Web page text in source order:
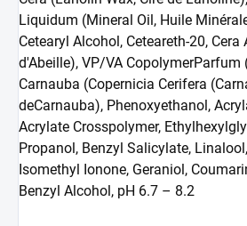
Liquidum (Mineral Oil, Huile
Cetearyl Alcohol, Ceteareth-20, Cera
d'Abeille), VP/VA CopolymerParfum
Carnauba (Copernicia Cerifera
deCarnauba), Phenoxyethanol,
Acrylate Crosspolymer,
Propanol, Benzyl Salicylate,
Isomethyl Ionone, Geraniol,
Benzyl Alcohol, pH 6.7 – 8.2